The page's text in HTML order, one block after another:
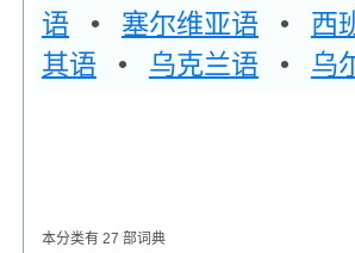
语 • 塞尔维亚语 • 西
其语 • 乌克兰语 • 乌
本分类有 27 部词典